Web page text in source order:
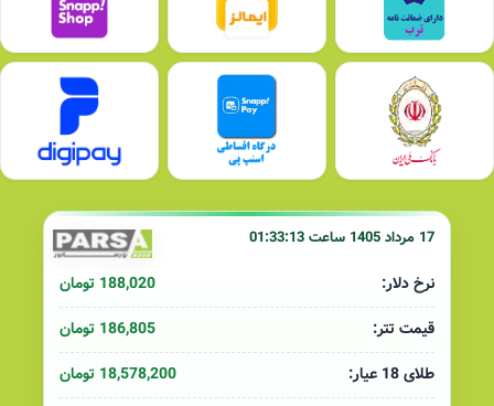
17 مرداد 1405 ساعت 01:33:13
نرخ دلار:
188,020 تومان
قیمت تتر:
186,805 تومان
طلای 18 عیار:
18,578,200 تومان